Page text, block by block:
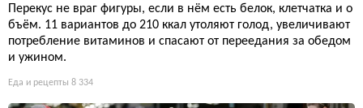
Перекус не враг фигуры, если в нём есть белок, клетчатка и о
бъём. 11 вариантов до 210 ккал утоляют голод, увеличивают
потребление витаминов и спасают от переедания за обедом
и ужином.
Еда и рецепты 8 334